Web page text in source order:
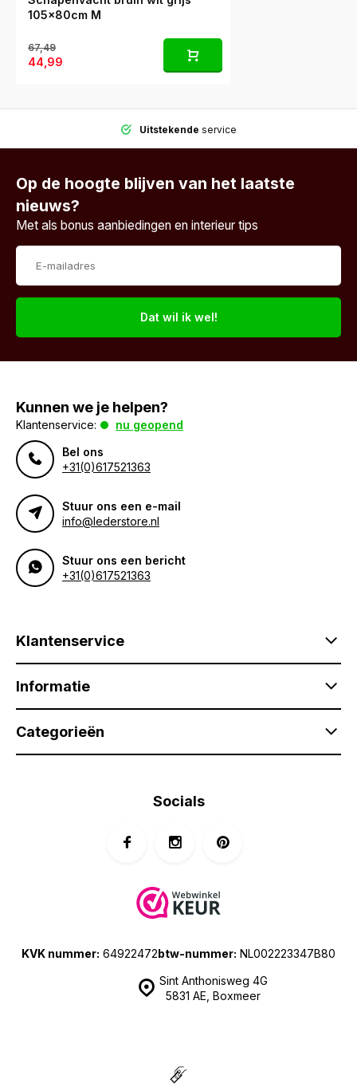
105x80cm M
67,49
44,99
Uitstekende service
Op de hoogte blijven van het laatste
nieuws?
Met als bonus aanbiedingen en interieur tips
Dat wil ik wel!
Kunnen we je helpen?
Klantenservice:
nu geopend
Bel ons
+31(0)617521363
Stuur ons een e-mail
info@lederstore.nl
Stuur ons een bericht
+31(0)617521363
Klantenservice
Informatie
Categorieën
Sint Anthonisweg 4G
5831 AE, Boxmeer
KVK nummer: 64922472btw-nummer: NL002223347B80
Socials